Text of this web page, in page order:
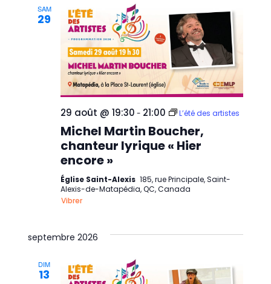
SAM
29
Michel Martin Boucher,
chanteur lyrique « Hier
encore »
29 août @ 19:30 - 21:00 L’été des artistes
Église Saint-Alexis 185, rue Principale, Saint-
Alexis-de-Matapédia, QC, Canada
Vibrer
septembre 2026
DIM
13